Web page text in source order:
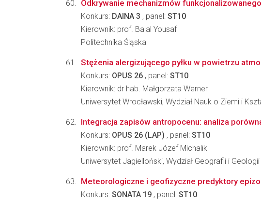
Odkrywanie mechanizmów
Konkurs: DAINA 3 , panel: ST10
Kierownik: prof. Balal Yousaf
Politechnika Śląska
Stężenia alergizującego pyłku w powietrzu
Konkurs: OPUS 26 , panel: ST10
Kierownik: dr hab. Małgorzata Werner
Uniwersytet Wrocławski, Wydział Nauk o Ziemi i
Integracja zapisów antropocenu: analiza
Konkurs: OPUS 26 (LAP) , panel: ST10
Kierownik: prof. Marek Józef Michalik
Uniwersytet Jagielloński, Wydział Geografii i Geologii
Meteorologiczne i geofizyczne predyktory
Konkurs: SONATA 19 , panel: ST10